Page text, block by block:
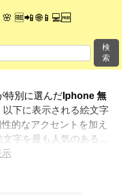
🆓📱🌸 🆓📲 🌐📱💻🆓
検
索
特別に選んだ Iphone 無
以下に表示される絵文字
的なアクセントを加え
字を最も人気のある順
プションが欲しいです